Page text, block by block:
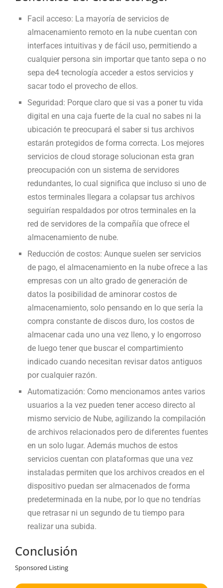
Facil acceso: La mayoría de servicios de
almacenamiento remoto en la nube cuentan con
interfaces intuitivas y de fácil uso, permitiendo a
cualquier persona sin importar que tanto sepa o no
sepa de4 tecnología acceder a estos servicios y
sacar todo el provecho de ellos.
Seguridad: Porque claro que si vas a poner tu vida
digital en una caja fuerte de la cual no sabes ni la
ubicación te preocupará el saber si tus archivos
estarán protegidos de forma correcta. Los mejores
servicios de cloud storage solucionan esta gran
preocupación con un sistema de servidores
redundantes, lo cual significa que incluso si uno de
estos terminales llegara a colapsar tus archivos
seguirían respaldados por otros terminales en la
red de servidores de la compañía que ofrece el
almacenamiento de nube.
Reducción de costos: Aunque suelen ser servicios
de pago, el almacenamiento en la nube ofrece a las
empresas con un alto grado de generación de
datos la posibilidad de aminorar costos de
almacenamiento, solo pensando en lo que sería la
compra constante de discos duro, los costos de
almacenar cada uno una vez lleno, y lo engorroso
de luego tener que buscar el compartimiento
indicado cuando necesitan revisar datos antiguos
por cualquier razón.
Automatización: Como mencionamos antes varios
usuarios a la vez pueden tener acceso directo al
mismo servicio de Nube, agilizando la compilación
de archivos relacionados pero de diferentes fuentes
en un solo lugar. Además muchos de estos
servicios cuentan con plataformas que una vez
instaladas permiten que los archivos creados en el
dispositivo puedan ser almacenados de forma
predeterminada en la nube, por lo que no tendrías
que retrasar ni un segundo de tu tiempo para
realizar una subida.
Conclusión
Sponsored Listing